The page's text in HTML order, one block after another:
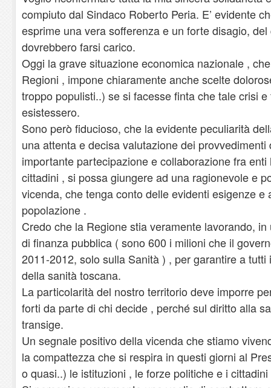
compiuto dal Sindaco Roberto Peria. E’ evidente
esprime una vera sofferenza e un forte disagio,
dovrebbero farsi carico.
Oggi la grave situazione economica nazionale ,
Regioni , impone chiaramente anche scelte
troppo populisti..) se si facesse finta che tale crisi
esistessero.
Sono però fiducioso, che la evidente peculiarità
una attenta e decisa valutazione dei
importante partecipazione e collaborazione fra
cittadini , si possa giungere ad una ragionevole e
vicenda, che tenga conto delle evidenti esigenze e
popolazione .
Credo che la Regione stia veramente lavorando,
di finanza pubblica ( sono 600 i milioni che il
2011-2012, solo sulla Sanità ) , per garantire a
della sanità toscana.
La particolarità del nostro territorio deve imporre
forti da parte di chi decide , perché sul diritto alla
transige.
Un segnale positivo della vicenda che stiamo
la compattezza che si respira in questi giorni al
o quasi..) le istituzioni , le forze politiche e i cittadini